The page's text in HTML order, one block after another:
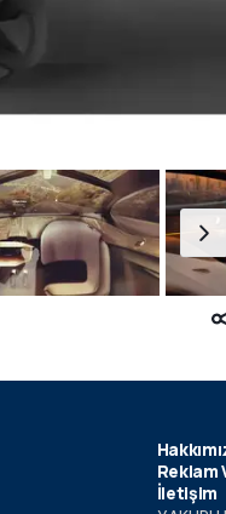
Reklam
İletişim